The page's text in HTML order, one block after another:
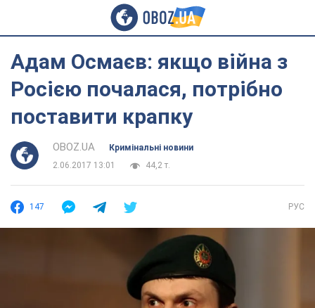
Адам Осмаєв: якщо війна з
Росією почалася, потрібно
поставити крапку
OBOZ.UA
Кримінальні новини
2.06.2017 13:01
44,2 т.
147 РУС